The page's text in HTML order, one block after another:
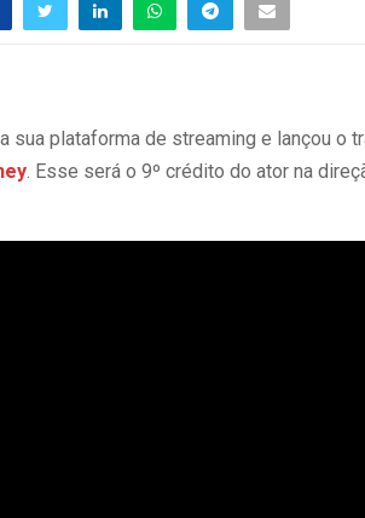
sua plataforma de streaming e lançou o
. Esse será o 9º crédito do ator na